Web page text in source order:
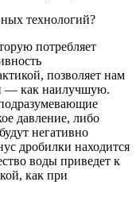
технологий?
потребляет
позволяет нам
— как наилучшую.
давление, либо
негативно
дробилки находится
воды приведет к
как при